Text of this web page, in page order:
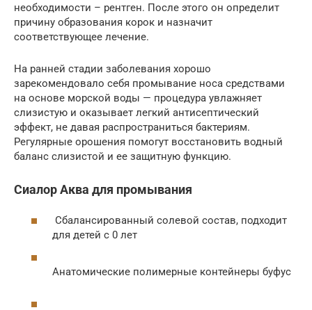
необходимости – рентген. После этого он определит
причину образования корок и назначит
соответствующее лечение.
На ранней стадии заболевания хорошо
зарекомендовало себя промывание носа средствами
на основе морской воды — процедура увлажняет
слизистую и оказывает легкий антисептический
эффект, не давая распространиться бактериям.
Регулярные орошения помогут восстановить водный
баланс слизистой и ее защитную функцию.
Сиалор Аква для промывания
Сбалансированный солевой состав, подходит
для детей с 0 лет
Анатомические полимерные контейнеры буфус